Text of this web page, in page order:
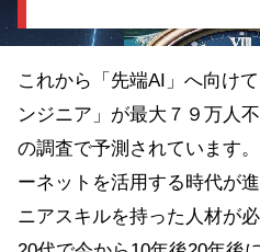
これから「先端AI」へ向け
ンジニア」が最大７９万人
の調査で予測されています
ーネットを活用する時代が
ニアスキルを持った人材が